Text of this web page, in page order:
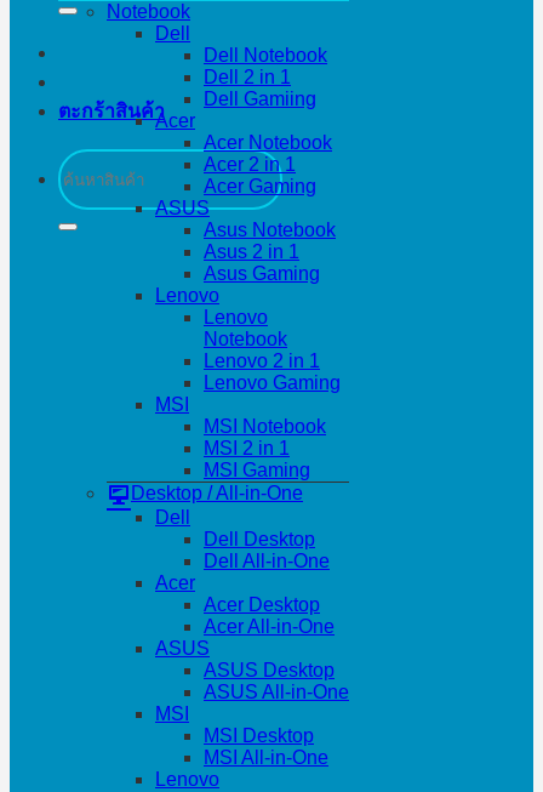
ตะกร้าสินค้า
ค้นหา:
Notebook
Dell
Dell Notebook
Dell 2 in 1
Dell Gamiing
Acer
Acer Notebook
Acer 2 in 1
Acer Gaming
ASUS
Asus Notebook
Asus 2 in 1
Asus Gaming
Lenovo
Lenovo
Notebook
Lenovo 2 in 1
Lenovo Gaming
MSI
MSI Notebook
MSI 2 in 1
MSI Gaming
Desktop / All-in-One
Dell
Dell Desktop
Dell All-in-One
Acer
Acer Desktop
Acer All-in-One
ASUS
ASUS Desktop
ASUS All-in-One
MSI
MSI Desktop
MSI All-in-One
Lenovo